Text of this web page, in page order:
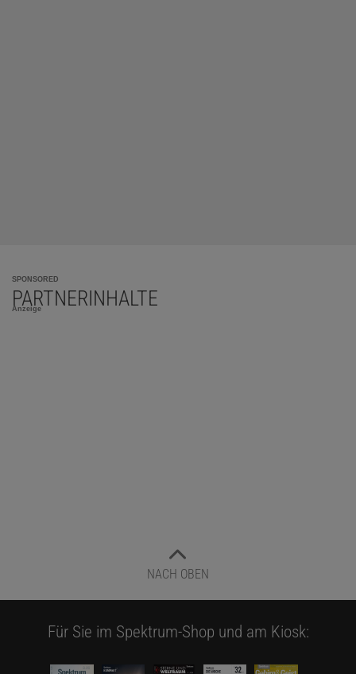
SPONSORED
PARTNERINHALTE
Anzeige
NACH OBEN
Für Sie im Spektrum-Shop und am Kiosk: